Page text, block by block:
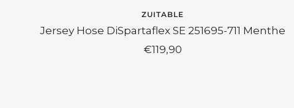
ZUITABLE
Jersey Hose DiSpartaflex SE 251695-711 Menthe
Prix
€119,90